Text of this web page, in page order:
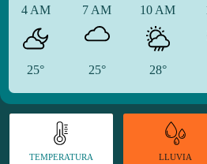
4 AM
25°
7 AM
25°
10 AM
28°
TEMPERATURA LLUVIA